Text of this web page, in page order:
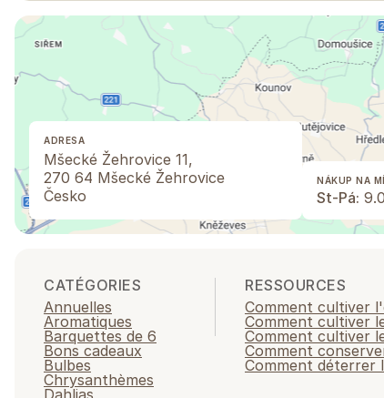
ADRESA
Mšecké Žehrovice 11,
270 64 Mšecké Žehrovice
Česko
NÁKUP NA
St-Pá:
CATÉGORIES
Annuelles
Aromatiques
Barquettes de 6
Bons cadeaux
Bulbes
Chrysanthèmes
Dahlias
RESSOURCES
Comment cultiver
Comment cultiver
Comment cultiver
Comment
Comment déterrer